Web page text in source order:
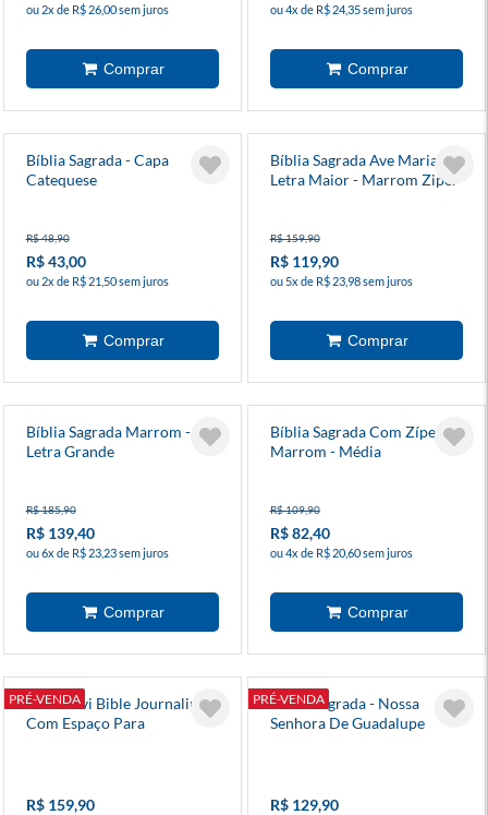
ou 2x de R$ 26,00 sem juros ou 4x de R$ 24,35 sem juros
Bíblia Sagrada - Capa
Catequese
R$ 48,90
R$ 43,00
ou 2x de R$ 21,50 sem juros
Bíblia Sagrada Ave Maria -
Letra Maior - Marrom Ziper
R$ 159,90
R$ 119,90
ou 5x de R$ 23,98 sem juros
Bíblia Sagrada Marrom -
Letra Grande
R$ 185,90
R$ 139,40
ou 6x de R$ 23,23 sem juros
Bíblia Sagrada Com Zíper
Marrom - Média
R$ 109,90
R$ 82,40
ou 4x de R$ 20,60 sem juros
PRÉ-VENDA
Bíblia Nvi Bible Journaling
Com Espaço Para
R$ 159,90
PRÉ-VENDA
Biblia Sagrada - Nossa
Senhora De Guadalupe
R$ 129,90